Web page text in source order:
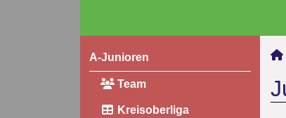
A-Junioren
Team
Kreisoberliga